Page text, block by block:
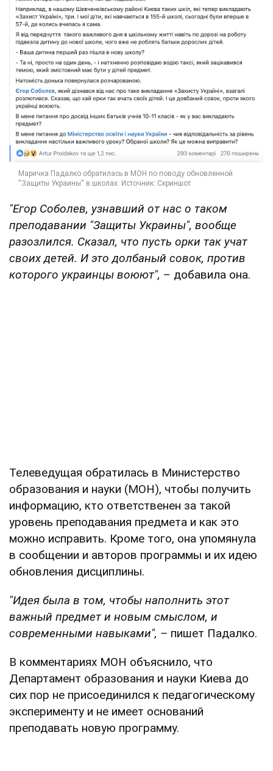
"Егор Соболев, узнавший от нас о таком
преподавании "Защиты Украины", вообще
разозлился. Сказал, что пусть орки так учат
своих детей. И это долбаный совок, против
которого украинцы воюют", – добавила она.
Телеведущая обратилась в Министерство
образования и науки (МОН), чтобы получить
информацию, кто ответственен за такой
уровень преподавания предмета и как это
можно исправить. Кроме того, она упомянула
в сообщении и авторов программы и их идею
обновления дисциплины.
"Идея была в том, чтобы наполнить этот
важный предмет и новым смыслом, и
современными навыками", – пишет Падалко.
В комментариях МОН объяснило, что
Департамент образования и науки Киева до
сих пор не присоединился к педагогическому
эксперименту и не имеет оснований
преподавать новую программу.